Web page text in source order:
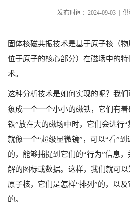
发布时间：2024-09-03 | 供
固体核磁共振技术是基于原子核（物
位于原子的核心部分）在磁场中的
术。
这种分析技术是如何实现的呢？我
象成一个一个小小的磁铁，它们有
铁”放在大的磁场中时，它们会进行
就像一个“超级显微镜”，可以“看”
的，能够捕捉到它们的“行为”信息
解的图标或数据。这样，我们就可
原子核，它们是怎样“排列”的，以
的。